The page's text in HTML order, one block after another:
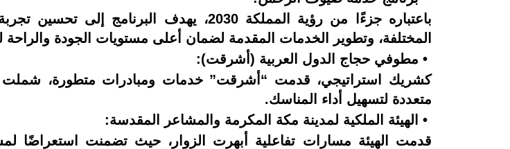
باعتباره جزءًا من رؤية المملكة 2030، يهدف
المختلفة، وتطوير الخدمات المقدمة لضمان أعلى مستويات الجودة
• مطوفي حجاج الدول العربية (أشرقت):
كشريك استراتيجي، قدمت “أشرقت” خدمات ومبادرات متطورة، شملت
متعددة لتسهيل أداء المناسك.
• الهيئة الملكية لمدينة مكة المكرمة والمشاعر المقدسة:
قدمت الهيئة مسارات تفاعلية أبهرت الزوار، حيث تضمنت استعراضًا